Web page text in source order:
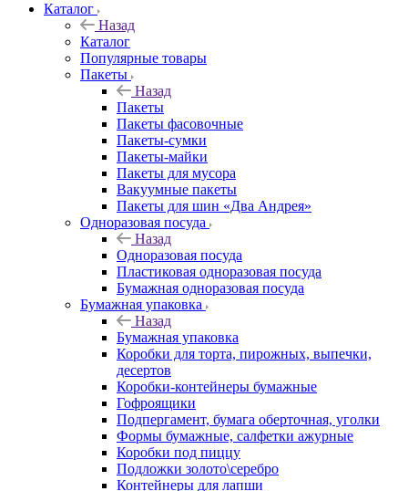
Каталог
Назад
Каталог
Популярные товары
Пакеты
Назад
Пакеты
Пакеты фасовочные
Пакеты-сумки
Пакеты-майки
Пакеты для мусора
Вакуумные пакеты
Пакеты для шин «Два Андрея»
Одноразовая посуда
Назад
Одноразовая посуда
Пластиковая одноразовая посуда
Бумажная одноразовая посуда
Бумажная упаковка
Назад
Бумажная упаковка
Коробки для торта, пирожных, выпечки,
десертов
Коробки-контейнеры бумажные
Гофроящики
Подпергамент, бумага оберточная, уголки
Формы бумажные, салфетки ажурные
Коробки под пиццу
Подложки золото\серебро
Контейнеры для лапши